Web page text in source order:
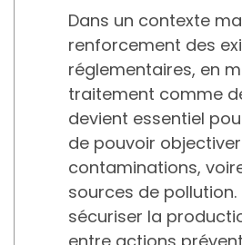
Dans un contexte
renforcement des
réglementaires, en
traitement comme
devient essentiel
de pouvoir
contaminations,
sources de
sécuriser la